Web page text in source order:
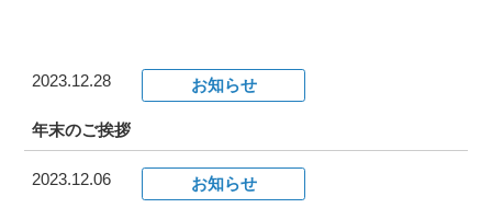
事務所だより
2023.12.28 お知らせ
年末のご挨拶
2023.12.06 お知らせ